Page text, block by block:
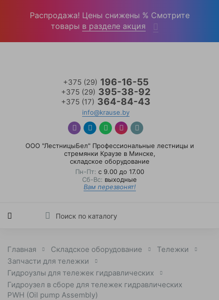
+375 (29) 196-16-55
+375 (29) 395-38-92
+375 (17) 364-84-43
info@krause.by
ООО "ЛестницыБел" Профессиональные лестницы и
стремянки Краузе в Минске,
складское оборудование
Пн-Пт: с 9.00 до 17.00
Сб-Вс: выходные
Вам перезвонят!
Главная Складское оборудование
Тележки
Запчасти для тележки
Гидроузлы для тележек гидравлических
Гидроузел в сборе для тележек гидравлических
PWH (Oil pump Assembly)
Распродажа! Цены снижены % Смотрите
товары в разделе акция